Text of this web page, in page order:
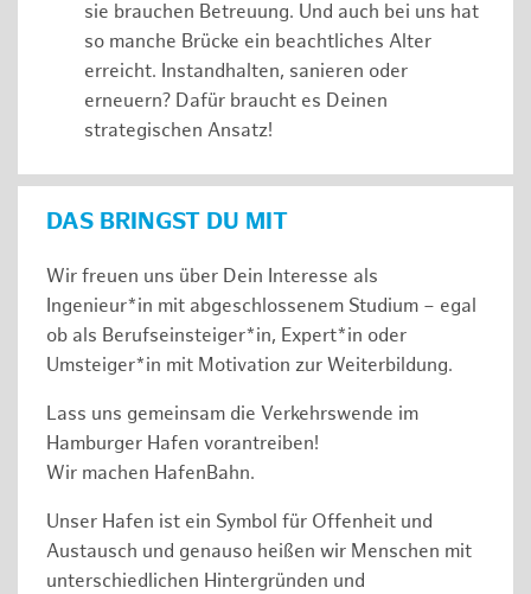
sie brauchen Betreuung. Und auch bei uns hat
so manche Brücke ein beachtliches Alter
erreicht. Instandhalten, sanieren oder
erneuern? Dafür braucht es Deinen
strategischen Ansatz!
DAS BRINGST DU MIT
Wir freuen uns über Dein Interesse als
Ingenieur*in mit abgeschlossenem Studium – egal
ob als Berufseinsteiger*in, Expert*in oder
Umsteiger*in mit Motivation zur Weiterbildung.
Lass uns gemeinsam die Verkehrswende im
Hamburger Hafen vorantreiben!
Wir machen HafenBahn.
Unser Hafen ist ein Symbol für Offenheit und
Austausch und genauso heißen wir Menschen mit
unterschiedlichen Hintergründen und